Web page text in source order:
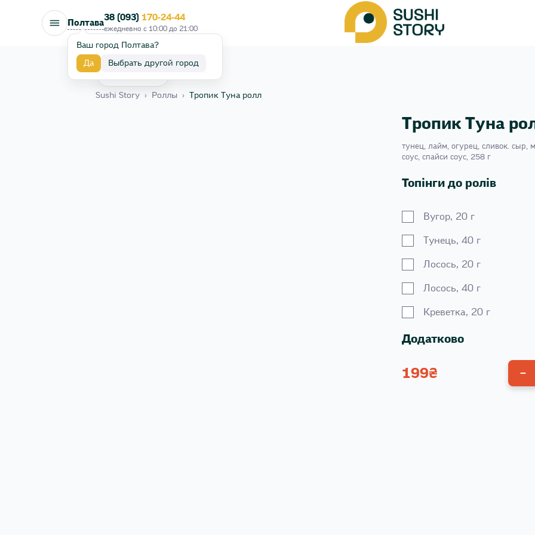
Полтава
Ваш город Полтава?
Да Выбрать другой город
38 (093) 170-24-44
ежедневно с 10:00 до 21:00
Sushi Story › Роллы › Тропик Туна ролл
Тропик Туна
тунец, лайм, огурец, сливок. сыр,
соус, спайси соус, 258 г
Топінги до ролів
Вугор, 20 г
Тунець, 40 г
Лосось, 20 г
Лосось, 40 г
Креветка, 20 г
Додатково
Унагі соус 100 г
199₴